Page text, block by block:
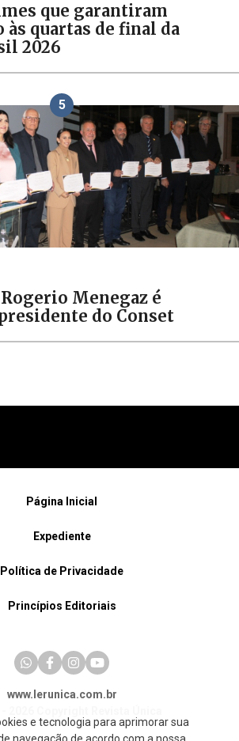
que garantiram
às quartas de final da
2026
5
Menegaz é
do Conset
Página Inicial
Expediente
Política de Privacidade
Princípios Editoriais
www.lerunica.com.br
e tecnologia para aprimorar sua